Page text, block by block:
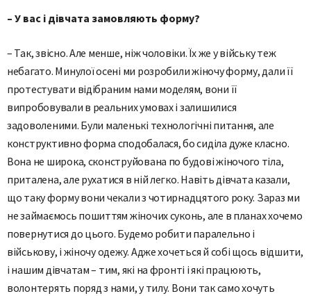
– У вас і дівчата замовляють форму?
– Так, звісно. Але менше, ніж чоловіки. Їх же у війську теж
небагато. Минулої осені ми розробили жіночу форму, дали її
протестувати відібраним нами моделям, вони її
випробовували в реальних умовах і залишилися
задоволеними. Були маленькі технологічні питання, але
конструктивно форма сподобалася, бо сиділа дуже класно.
Вона не широка, сконструйована по будові жіночого тіла,
приталена, але рухатися в ній легко. Навіть дівчата казали,
що таку форму вони чекали з чотирнадцятого року. Зараз ми
не займаємось пошиттям жіночих суконь, але в планах хочемо
повернутися до цього. Будемо робити паралельно і
військову, і жіночу одежу. Адже хочеться й собі щось відшити,
і нашим дівчатам – тим, які на фронті і які працюють,
волонтерять поряд з нами, у тилу. Вони так само хочуть